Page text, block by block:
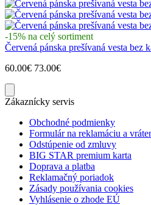
-15% na celý sortiment
Červená pánska prešívaná vesta
60.00€ 73.00€
Zákaznícky servis
Obchodné podmienky
Formulár na reklamáciu a
Odstúpenie od zmluvy
BIG STAR premium karta
Doprava a platba
Reklamačný poriadok
Zásady používania cookies
Vyhlásenie o zhode EÚ